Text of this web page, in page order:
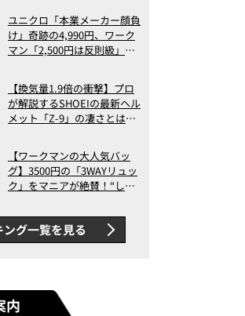
アの実力
ユニクロ「本業メーカー顔負
け」奇跡の4,990円、ワーク
マン「2,500円は反則級」凄
ト3】（2026年6月版）
【換気量1.9倍の衝撃】プロ
が解説するSHOEIの最新ヘル
メット「Z-9」の凄さとは？
ス【ワークマンの大人気バッ
グ】3500円の「3WAYリュッ
ク」をマニアが絶賛！“しご
判以上に優秀だった
ング一覧を見る
内